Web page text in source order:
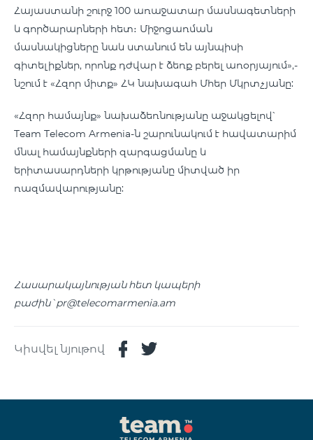
Հայաստանի շուրջ 100 առաջատար մասնագետների
և գործարարների հետ։ Միջոցառման
մասնակիցները նաև ստանում են այնպիսի
գիտելիքներ, որոնք դժվար է ձեռք բերել առօրյայում»,-
նշում է «Հզոր միտք» ՀԿ նախագահ Մհեր Մկրտչյանը:
«Հզոր համայնք» նախաձեռնությանը աջակցելով՝
Team Telecom Armenia-ն շարունակում է հավատարիմ
մնալ համայնքների զարգացմանը և
երիտասարդների կրթությանը միտված իր
ռազմավարությանը:
Հասարակայնության հետ կապերի
բաժին`pr@telecomarmenia.am
Կիսվել նյութով